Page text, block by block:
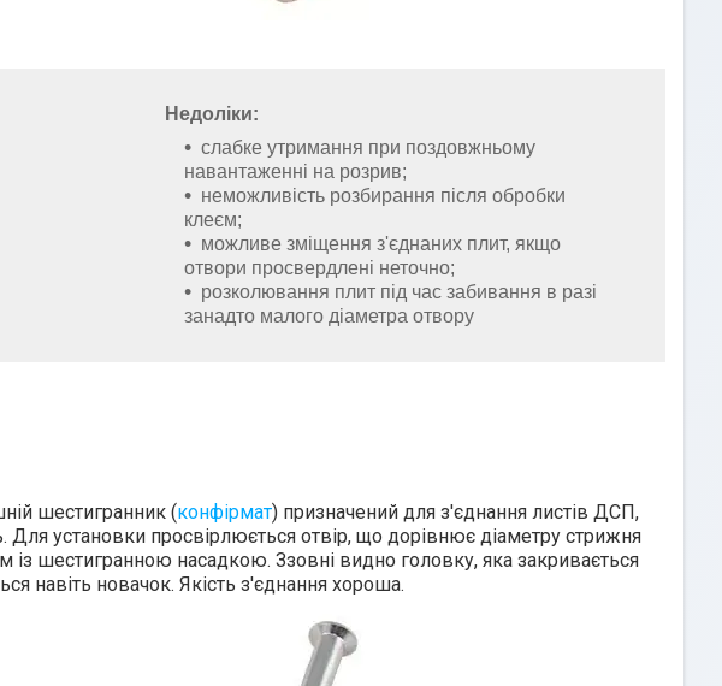
Недоліки:
слабке утримання при поздовжньому
навантаженні на розрив;
неможливість розбирання після обробки
клеєм;
можливе зміщення з'єднаних плит, якщо
отвори просвердлені неточно;
розколювання плит під час забивання в разі
занадто малого діаметра отвору
шестигранник (конфірмат) призначений для з'єднання листів ДСП,
установки просвірлюється отвір, що дорівнює діаметру стрижня
шестигранною насадкою. Ззовні видно головку, яка закривається
навіть новачок. Якість з'єднання хороша.